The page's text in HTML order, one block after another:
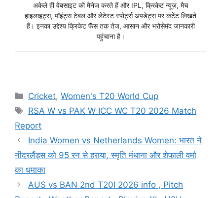
अकेले ही वेबसाइट को मैनेज करते हैं और IPL, क्रिकेट न्यूज़, मैच
हाइलाइट्स, पॉइंट्स टेबल और लेटेस्ट स्पोर्ट्स अपडेट्स पर कंटेंट लिखते
हैं। इनका उद्देश्य क्रिकेट फैंस तक तेज, आसान और भरोसेमंद जानकारी
पहुंचाना है।
Cricket,Women's T20 World Cup
RSA W vs PAK W ICC WC T20 2026 Match
Report
India Women vs Netherlands Women: भारत ने
नीदरलैंड्स को 95 रन से हराया, स्मृति मंधाना और शेफाली वर्मा
का धमाका
AUS vs BAN 2nd T20I 2026 info , Pitch